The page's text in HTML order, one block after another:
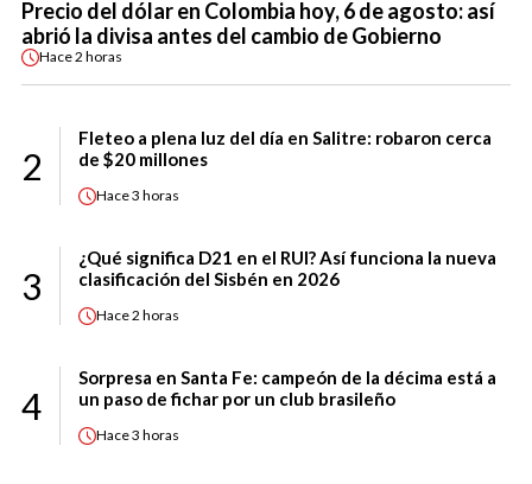
Precio del dólar en Colombia hoy, 6 de agosto: así
abrió la divisa antes del cambio de Gobierno
Hace2 horas
2
Fleteo a plena luz del día en Salitre: robaron cerca
de $20 millones
Hace3 horas
3
¿Qué significa D21 en el RUI? Así funciona la nueva
clasificación del Sisbén en 2026
Hace2 horas
4
Sorpresa en Santa Fe: campeón de la décima está a
un paso de fichar por un club brasileño
Hace3 horas